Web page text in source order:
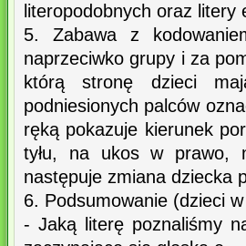
literopodobnych oraz litery
5. Zabawa z
naprzeciwko grupy i za
którą stronę dzieci
podniesionych palców
ręką pokazuje kierunek
tyłu, na ukos w prawo,
następuje zmiana dziecka
6. Podsumowanie (dzieci
- Jaką literę poznaliśmy